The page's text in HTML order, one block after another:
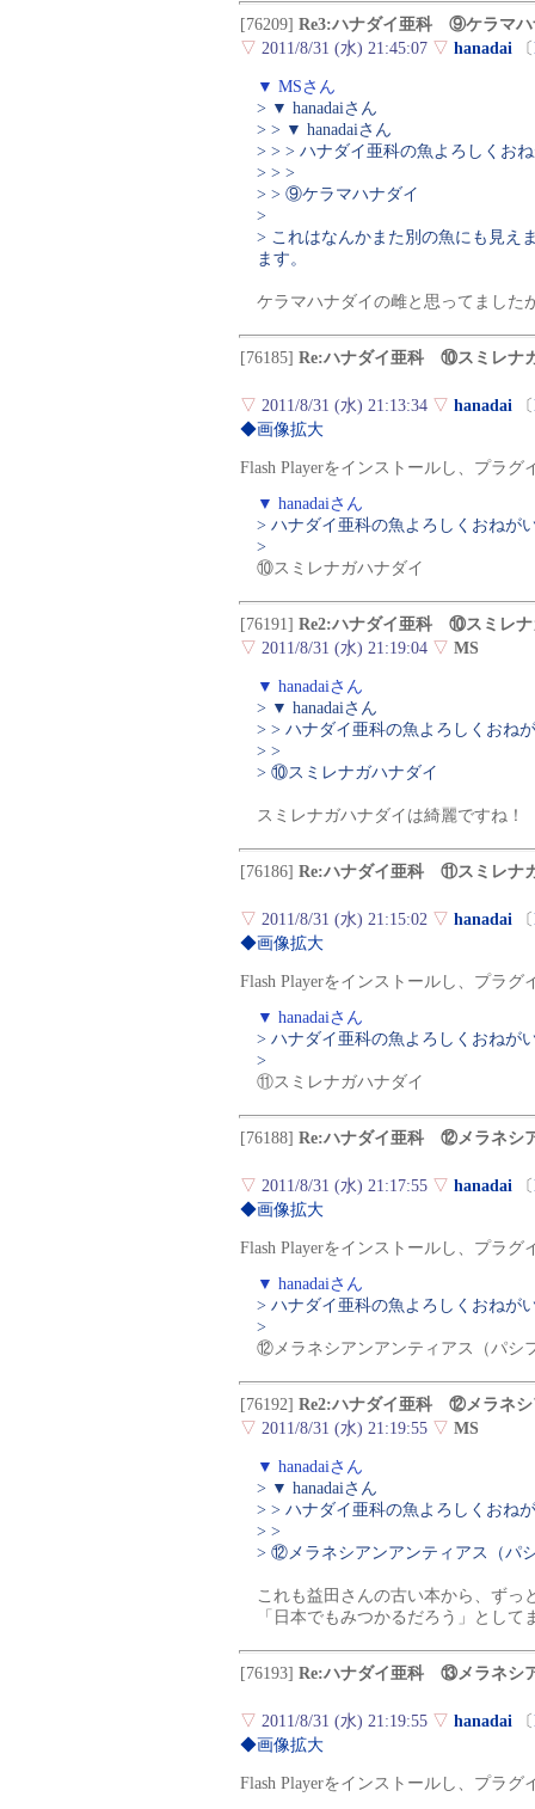
[76209] Re3:ハナダイ亜科 ⑨ケラマハ
▽ 2011/8/31 (水) 21:45:07 ▽ hanadai 〔
▼ MSさん
> ▼ hanadaiさん
> > ▼ hanadaiさん
> > > ハナダイ亜科の魚よろしくお
> > >
> > ⑨ケラマハナダイ
>
> これはなんかまた別の魚にも見え
ます。
ケラマハナダイの雌と思ってました
[76185] Re:ハナダイ亜科 ⑩スミレナ
▽ 2011/8/31 (水) 21:13:34 ▽ hanadai 〔
◆画像拡大
Flash Playerをインストールし、プラ
▼ hanadaiさん
> ハナダイ亜科の魚よろしくおねが
>
⑩スミレナガハナダイ
[76191] Re2:ハナダイ亜科 ⑩スミレナ
▽ 2011/8/31 (水) 21:19:04 ▽ MS
▼ hanadaiさん
> ▼ hanadaiさん
> > ハナダイ亜科の魚よろしくおね
> >
> ⑩スミレナガハナダイ
スミレナガハナダイは綺麗ですね！
[76186] Re:ハナダイ亜科 ⑪スミレナ
▽ 2011/8/31 (水) 21:15:02 ▽ hanadai 〔
◆画像拡大
Flash Playerをインストールし、プラ
▼ hanadaiさん
> ハナダイ亜科の魚よろしくおねが
>
⑪スミレナガハナダイ
[76188] Re:ハナダイ亜科 ⑫メラネシ
▽ 2011/8/31 (水) 21:17:55 ▽ hanadai 〔
◆画像拡大
Flash Playerをインストールし、プラ
▼ hanadaiさん
> ハナダイ亜科の魚よろしくおねが
>
⑫メラネシアンアンティアス（パシ
[76192] Re2:ハナダイ亜科 ⑫メラネシ
▽ 2011/8/31 (水) 21:19:55 ▽ MS
▼ hanadaiさん
> ▼ hanadaiさん
> > ハナダイ亜科の魚よろしくおね
> >
> ⑫メラネシアンアンティアス（パ
これも益田さんの古い本から、ずっ
「日本でもみつかるだろう」とし
[76193] Re:ハナダイ亜科 ⑬メラネシ
▽ 2011/8/31 (水) 21:19:55 ▽ hanadai 〔
◆画像拡大
Flash Playerをインストールし、プラ